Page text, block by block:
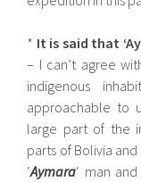
* It is said that
– I can’t agree
indigenous
approachable to
large part of the
parts of Bolivia
‘Aymara‘ man and